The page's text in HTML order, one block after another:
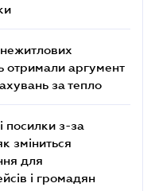
отримали аргумент
за тепло
посилки з-за
зміниться
для
і громадян